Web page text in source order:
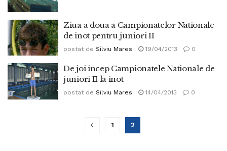
Ziua a doua a Campionatelor Nationale
de inot pentru juniori II
postat de Silviu Mares 19/04/2013 0
De joi incep Campionatele Nationale de
juniori II la inot
postat de Silviu Mares 14/04/2013 0
1 2